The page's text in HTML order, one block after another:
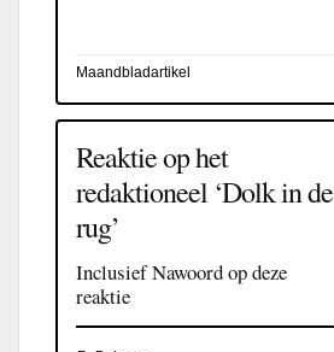
Maandbladartikel
Reaktie op het
redaktioneel ‘Dolk in de
rug’
Inclusief Nawoord op deze
reaktie